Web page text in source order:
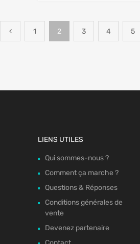
1 2 3 4 5
LIENS UTILES
Qui sommes-nous ?
Comment ça marche ?
Questions & Réponses
Conditions générales de
vente
Devenez partenaire